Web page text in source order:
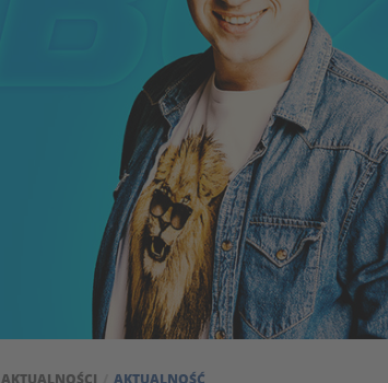
AKTUALNOŚCI AKTUALNOŚĆ